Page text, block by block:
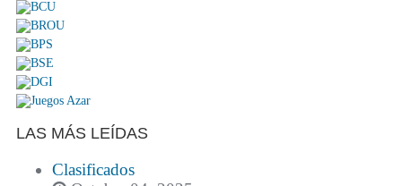
LAS MÁS LEÍDAS
Clasificados